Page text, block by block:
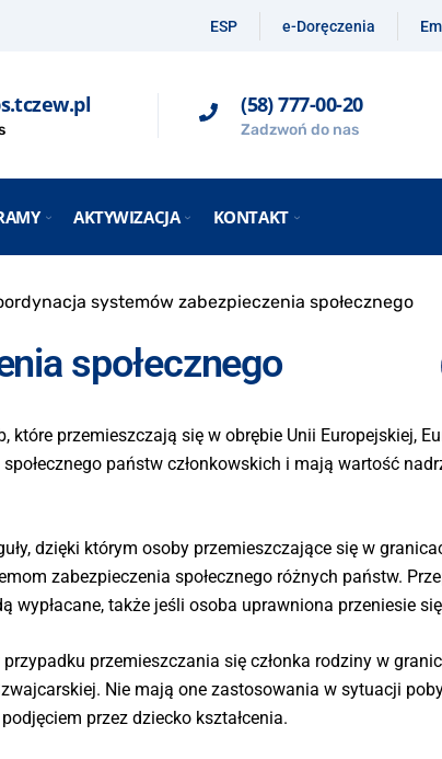
ESP e-Doręczenia
(58) 777-00-20
Zadzwoń do nas
AKTYWIZACJA KONTAKT
systemów zabezpieczenia społecznego
społecznego
przemieszczają się w obrębie Unii Europejskiej,
państw członkowskich i mają wartość
dzięki którym osoby przemieszczające się w
zabezpieczenia społecznego różnych państw.
także jeśli osoba uprawniona przeniesie
przemieszczania się członka rodziny w
Nie mają one zastosowania w sytuacji
przez dziecko kształcenia.